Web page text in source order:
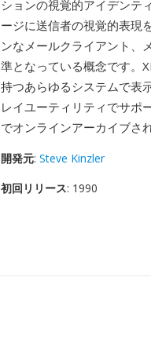
ションの視覚的アイデンテ
ージに送信者の視覚的表現
ンなメールクライアント、
準となっている概念です。
持つあらゆるシステムで表
レイユーティリティでサポ
でオンラインアーカイブさ
開発元: Steve Kinzler
初回リリース: 1990